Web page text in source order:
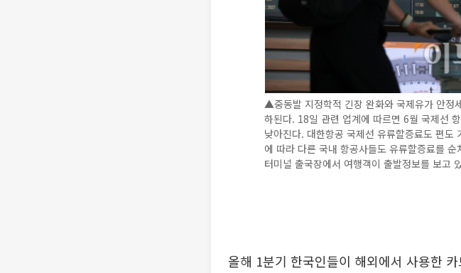
▲중동발 지정학적 긴장 완화와 국제유가 안정
하된다. 18일 관련 업계에 따르면 6월 국제선
낮아진다. 대한항공 국제선 유류할증료도 편
에 따라 다른 국내 항공사들도 유류할증료를
터미널 출국장에서 여행객이 출발정보를 보
올해 1분기 한국인들이 해외에서 사용한